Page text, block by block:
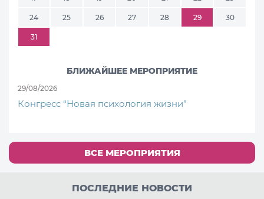
24 25 26 27 28 29 30
31
БЛИЖАЙШЕЕ МЕРОПРИЯТИЕ
29/08/2026
Конгресс “Новая психология жизни”
ВСЕ МЕРОПРИЯТИЯ
ПОСЛЕДНИЕ НОВОСТИ